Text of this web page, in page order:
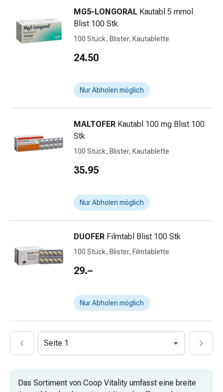
Schönheit
Gesichtspflege
Peeling
Reinigung
Reinigungs-
Accessoires
Kosmetiktücher
Kosmetikbedarf
Gesichtskuren
Gesichtswasser
Gesichtsöl
Pflegegeräte
Zubehör
Für
die
Kuren
Färbungen
MG5-LONGORAL Kautabl 5 mmol
Blist 100 Stk
100 Stück, Blister, Kautablette
24.50
Nur Abholen möglich
MALTOFER Kautabl 100 mg Blist 100
Stk
100 Stück, Blister, Kautablette
35.95
Nur Abholen möglich
DUOFER Filmtabl Blist 100 Stk
100 Stück, Blister, Filmtablette
29.–
Nur Abholen möglich
Seite 1
Das Sortiment von Coop Vitality umfasst eine breite